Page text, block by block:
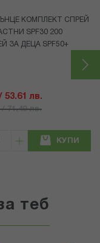
КОМПЛЕКТ СПРЕЙ
SPF30 200
ЗА ДЕЦА SPF50+
53.61 лв.
/ 71.49 лв.
КУПИ
теб